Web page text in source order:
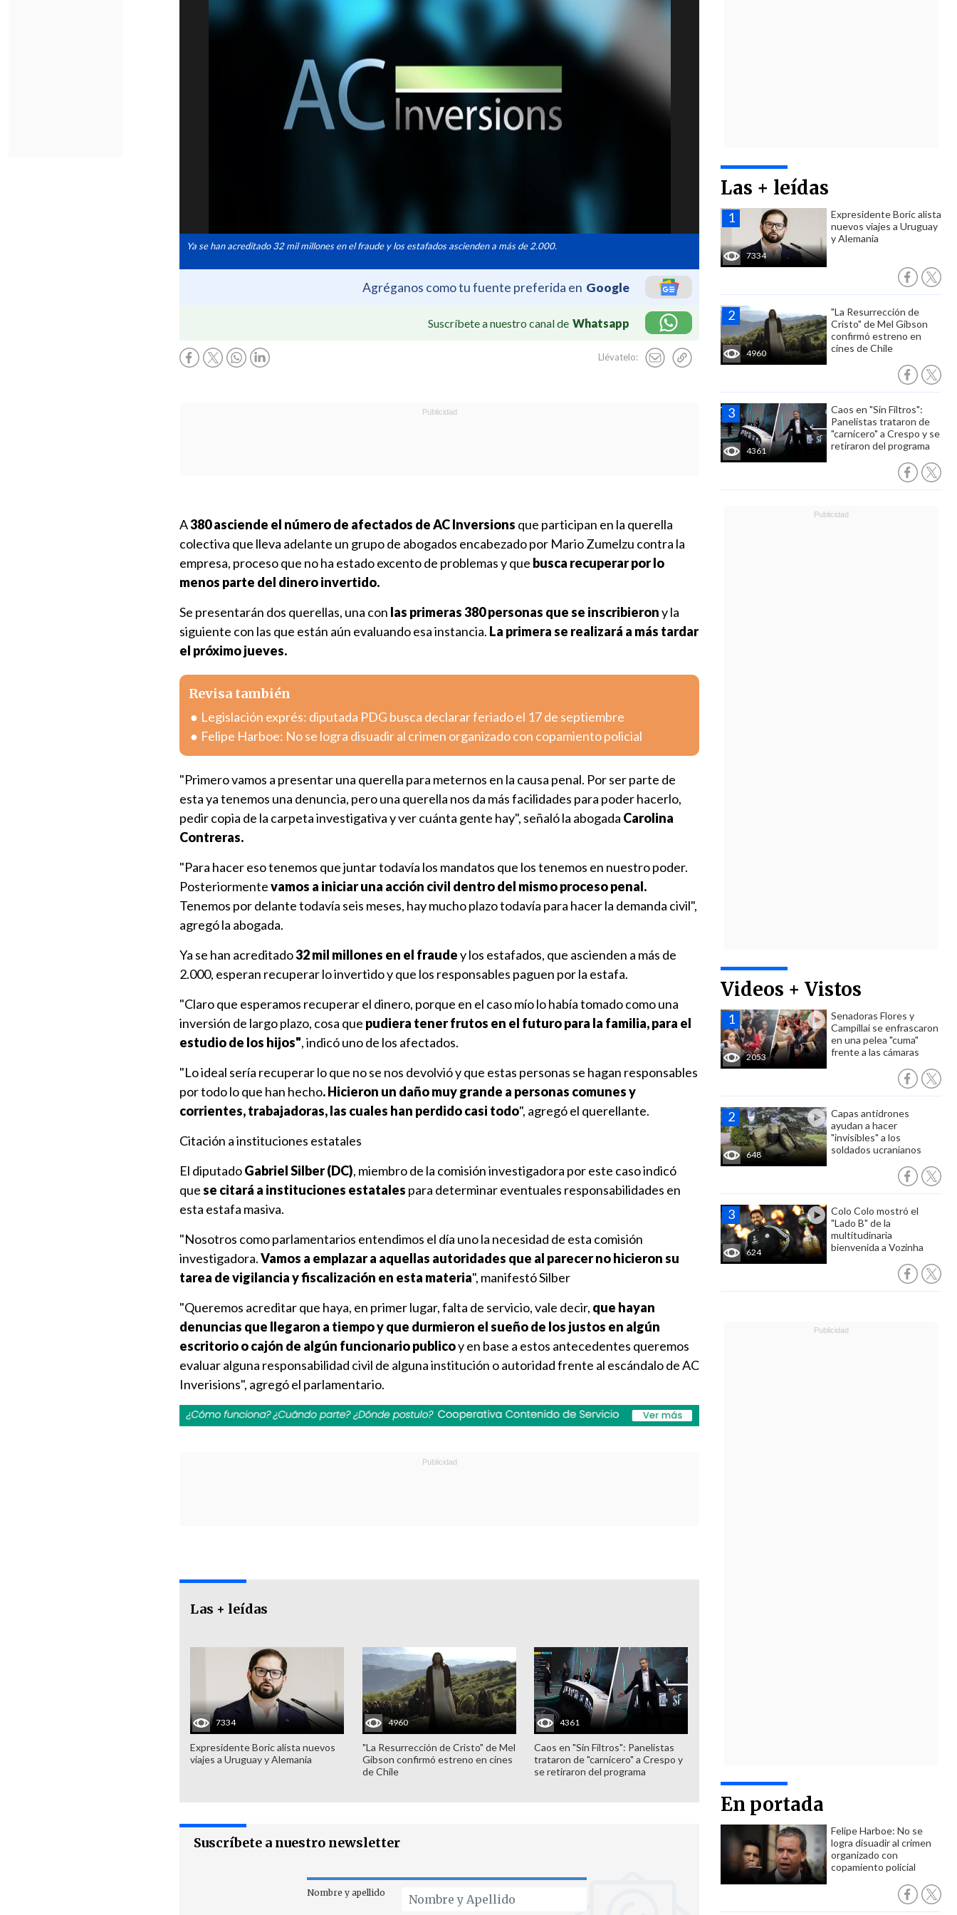
Ya se han acreditado 32 mil millones en el fraude y los estafados ascienden a más de 2.000.
Agréganos como tu fuente preferida en Google
Suscríbete a nuestro canal de Whatsapp
Llévatelo:
Las + leídas
7334
Expresidente Boric alista
nuevos viajes a Uruguay
y Alemania
4960
"La Resurrección de
Cristo" de Mel Gibson
confirmó estreno en
cines de Chile
4361
Caos en "Sin Filtros":
Panelistas trataron de
"carnicero" a Crespo y se
retiraron del programa
Videos + Vistos
2053
Senadoras Flores y
Campillai se enfrascaron
en una pelea "cuma"
frente a las cámaras
648
Capas antidrones
ayudan a hacer
"invisibles" a los
soldados ucranianos
624
Colo Colo mostró el
"Lado B" de la
multitudinaria
bienvenida a Vozinha
En portada
Felipe Harboe: No se
logra disuadir al crimen
organizado con
copamiento policial
A380 asciende el número de afectados de AC Inversions que participan en la querella
colectiva que lleva adelante un grupo de abogados encabezado por Mario Zumelzu contra la
empresa, proceso que no ha estado excento de problemas y que busca recuperar por lo
menos parte del dinero invertido.
Se presentarán dos querellas, una con las primeras 380 personas que se inscribierony la
siguiente con las que están aún evaluando esa instancia. La primera se realizará a más tardar
el próximo jueves.
Revisa también
Legislación exprés: diputada PDG busca declarar feriado el 17 de septiembre
Felipe Harboe: No se logra disuadir al crimen organizado con copamiento policial
"Primero vamos a presentar una querella para meternos en la causa penal. Por ser parte de
esta ya tenemos una denuncia, pero una querella nos da más facilidades para poder hacerlo,
pedir copia de la carpeta investigativa y ver cuánta gente hay", señaló la abogada Carolina
Contreras.
"Para hacer eso tenemos que juntar todavía los mandatos que los tenemos en nuestro poder.
Posteriormentevamos a iniciar una acción civil dentro del mismo proceso penal.
Tenemos por delante todavía seis meses, hay mucho plazo todavía para hacer la demanda civil",
agregó la abogada.
Ya se han acreditado32 mil millones en el fraudey los estafados, que ascienden a más de
2.000, esperan recuperar lo invertido y que los responsables paguen por la estafa.
"Claro que esperamos recuperar el dinero, porque en el caso mío lo había tomado como una
inversión de largo plazo, cosa que pudiera tener frutos en el futuro para la familia, para el
estudio de los hijos", indicó uno de los afectados.
"Lo ideal sería recuperar lo que no se nos devolvió y que estas personas se hagan responsables
por todo lo que han hecho. Hicieron un daño muy grande a personas comunes y
corrientes, trabajadoras, las cuales han perdido casi todo", agregó el querellante.
Citación a instituciones estatales
El diputadoGabriel Silber (DC), miembro de la comisión investigadora por este caso indicó
quese citará a instituciones estatales para determinar eventuales responsabilidades en
esta estafa masiva.
"Nosotros como parlamentarios entendimos el día uno la necesidad de esta comisión
investigadora.Vamos a emplazar a aquellas autoridades que al parecer no hicieron su
tarea de vigilancia y fiscalización en esta materia", manifestó Silber
"Queremos acreditar que haya, en primer lugar, falta de servicio, vale decir, que hayan
denuncias que llegaron a tiempo y que durmieron el sueño de los justos en algún
escritorio o cajón de algún funcionario publicoy en base a estos antecedentes queremos
evaluar alguna responsabilidad civil de alguna institución o autoridad frente al escándalo de AC
Inverisions", agregó el parlamentario.
Las + leídas
7334
Expresidente Boric alista nuevos
viajes a Uruguay y Alemania
4960
"La Resurrección de Cristo" de Mel
Gibson confirmó estreno en cines
de Chile
4361
Caos en "Sin Filtros": Panelistas
trataron de "carnicero" a Crespo y
se retiraron del programa
Suscríbete a nuestro newsletter
Nombre y apellido